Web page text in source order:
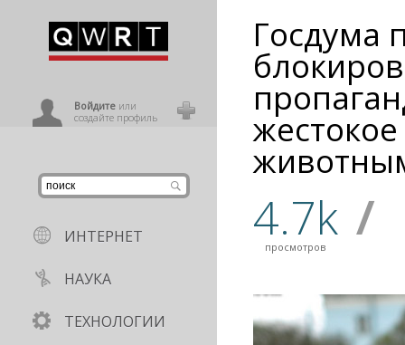
Войдитеили
создайте профиль
ИНТЕРНЕТ
НАУКА
ТЕХНОЛОГИИ
Госдума
4.7k
просмотров /